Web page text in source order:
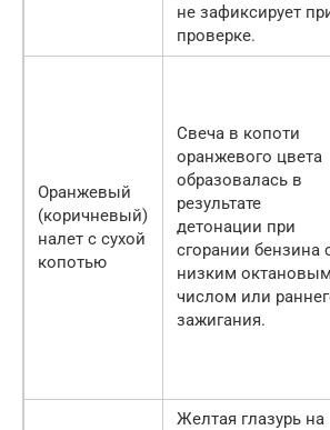
не зафиксирует
проверке.
Оранжевый
(коричневый)
налет с сухой
копотью
Свеча в копоти
оранжевого цвета
образовалась в
результате
детонации при
сгорании бензина
низким октановым
числом или
зажигания.
Желтая глазурь на